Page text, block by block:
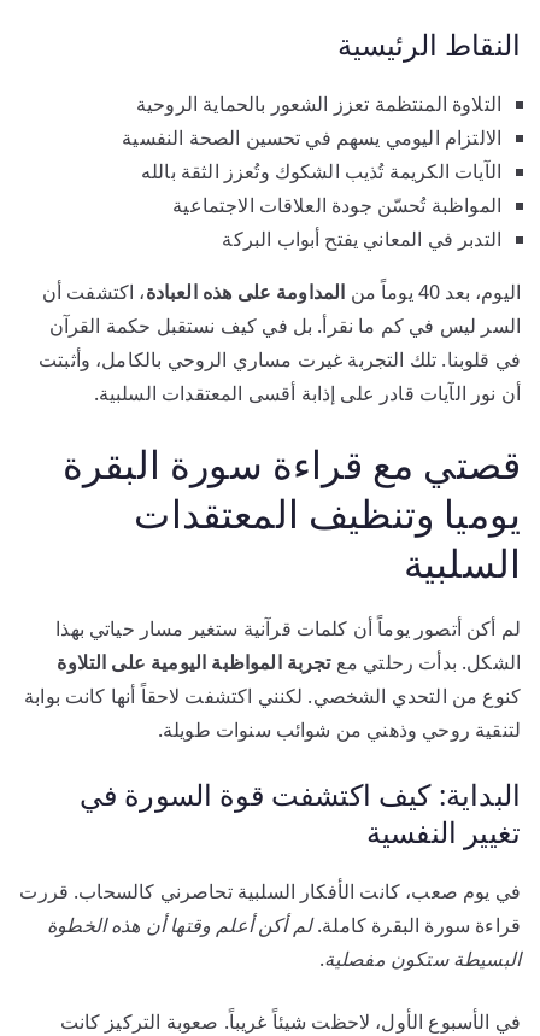
النقاط الرئيسية
التلاوة المنتظمة تعزز الشعور بالحماية الروحية
الالتزام اليومي يسهم في تحسين الصحة النفسية
الآيات الكريمة تُذيب الشكوك وتُعزز الثقة بالله
المواظبة تُحسّن جودة العلاقات الاجتماعية
التدبر في المعاني يفتح أبواب البركة
اليوم، بعد 40 يوماً من
المداومة على هذه العبادة، اكتشفت أن
السر ليس في كم ما نقرأ. بل في كيف نستقبل حكمة القرآن
في قلوبنا. تلك التجربة غيرت مساري الروحي بالكامل، وأثبتت
أن نور الآيات قادر على إذابة أقسى المعتقدات السلبية.
قصتي مع قراءة سورة البقرة
يوميا وتنظيف المعتقدات
السلبية
لم أكن أتصور يوماً أن كلمات قرآنية ستغير مسار حياتي بهذا
الشكل. بدأت رحلتي معتجربة المواظبة اليومية على التلاوة
كنوع من التحدي الشخصي. لكنني اكتشفت لاحقاً أنها كانت بوابة
لتنقية روحي وذهني من شوائب سنوات طويلة.
البداية: كيف اكتشفت قوة السورة في
تغيير النفسية
في يوم صعب، كانت الأفكار السلبية تحاصرني كالسحاب. قررت
قراءة سورة البقرة كاملة.لم أكن أعلم وقتها أن هذه الخطوة
البسيطة ستكون مفصلية.
في الأسبوع الأول، لاحظت شيئاً غريباً. صعوبة التركيز كانت